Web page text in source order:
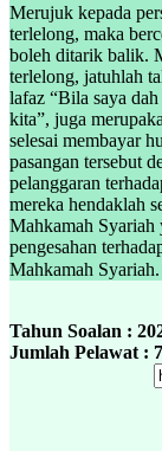
Merujuk kepada
terlelong, maka
boleh ditarik balik.
terlelong, jatuhlah
lafaz “Bila saya
kita”, juga
selesai membayar
pasangan tersebut
pelanggaran
mereka hendaklah
Mahkamah Syariah
pengesahan
Tahun Soalan :
Jumlah Pelawat :